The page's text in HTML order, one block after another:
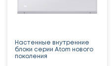
Настенные внутренние
блоки серии Atom нового
поколения